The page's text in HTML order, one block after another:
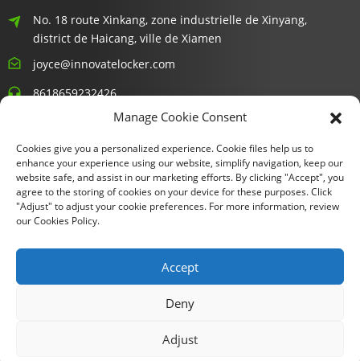
No. 18 route Xinkang, zone industrielle de Xinyang,
district de Haicang, ville de Xiamen
joyce@innovatelocker.com
8618659232426
Saisissez votre adresse e-mail et nous vous enverrons les
dernières informations sur nos offres.
Copyright © 2024 Xiamen Fu Gui Tong Technology Co., Ltd. Tous
Plan du site
Manage Cookie Consent
Cookies give you a personalized experience. Cookie files help us to
enhance your experience using our website, simplify navigation, keep our
website safe, and assist in our marketing efforts. By clicking "Accept", you
agree to the storing of cookies on your device for these purposes. Click
"Adjust" to adjust your cookie preferences. For more information, review
our Cookies Policy.
Accept
Deny
Adjust